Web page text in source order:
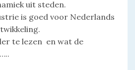
uit steden.
is goed voor Nederlands
te lezen en wat de